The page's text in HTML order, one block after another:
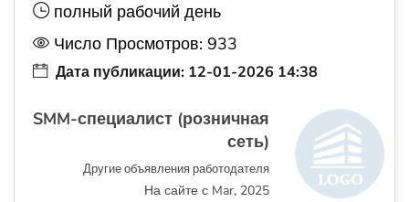
полный рабочий день
Число Просмотров: 933
Дата публикации: 12-01-2026 14:38
SMM-специалист (розничная
сеть)
Другие объявления работодателя
На сайте с Mar, 2025